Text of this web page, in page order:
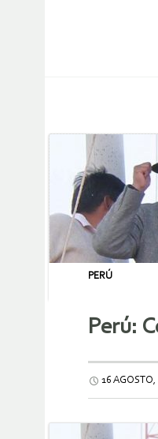
PERÚ
Perú:
16 AGOSTO,